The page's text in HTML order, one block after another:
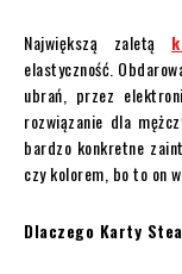
Największą zaletą
elastyczność.
ubrań, przez
rozwiązanie dla
bardzo konkretne
czy kolorem, bo to on
Dlaczego Karty